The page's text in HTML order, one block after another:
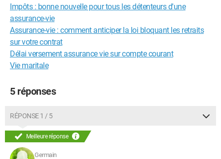
Impôts : bonne nouvelle pour tous les détenteurs d'une
assurance-vie
Assurance-vie : comment anticiper la loi bloquant les retraits
sur votre contrat
Délai versement assurance vie sur compte courant
Vie maritale
5 réponses
RÉPONSE 1 / 5
Meilleure réponse
Germain